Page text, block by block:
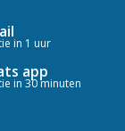
in 1 uur
app
in 30 minuten